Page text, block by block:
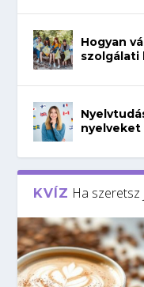
Hogyan
szolgálati
nyelveket
KVÍZ Ha szeretsz